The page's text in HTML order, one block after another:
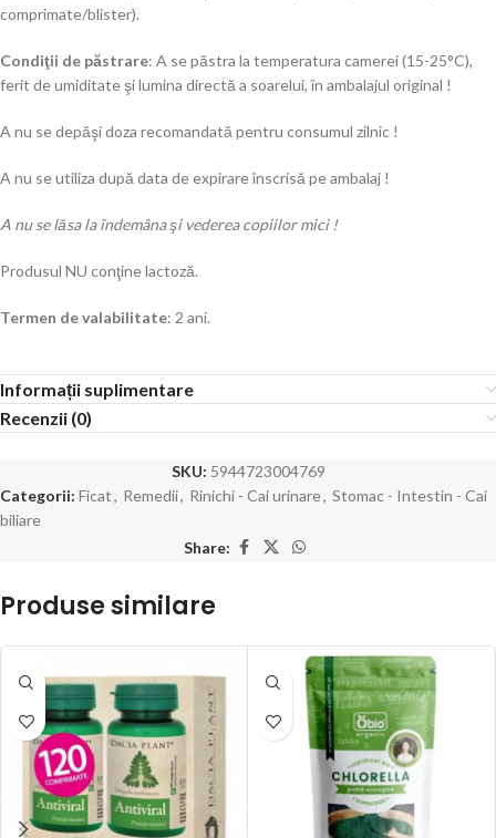
comprimate/blister).
Condiţii de păstrare: A se păstra la temperatura camerei (15-25°C),
ferit de umiditate şi lumina directă a soarelui, în ambalajul original !
A nu se depăşi doza recomandată pentru consumul zilnic !
A nu se utiliza după data de expirare înscrisă pe ambalaj !
A nu se lăsa la îndemâna şi vederea copiilor mici !
Produsul NU conţine lactoză.
Termen de valabilitate: 2 ani.
Informații suplimentare
Recenzii (0)
SKU: 5944723004769
Categorii: Ficat, Remedii, Rinichi - Cai urinare, Stomac - Intestin - Cai
biliare
Share:
Produse similare